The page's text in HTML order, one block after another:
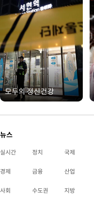
모두의 정신건강
뉴스
실시간 정치 국제
경제 금융 산업
사회 수도권 지방